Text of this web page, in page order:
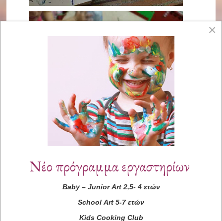
×
Νέο πρόγραμμα εργαστηρίων
Baby– Junior Art2,5- 4 ετών
School Art 5-7 ετών
Kids Cooking Club